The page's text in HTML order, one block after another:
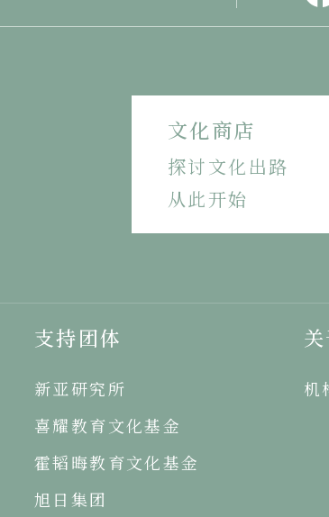
文化商店
探讨文化出路
从此开始
支持团体
新亚研究所
喜耀教育文化基金
霍韬晦教育文化基金
旭日集团
机